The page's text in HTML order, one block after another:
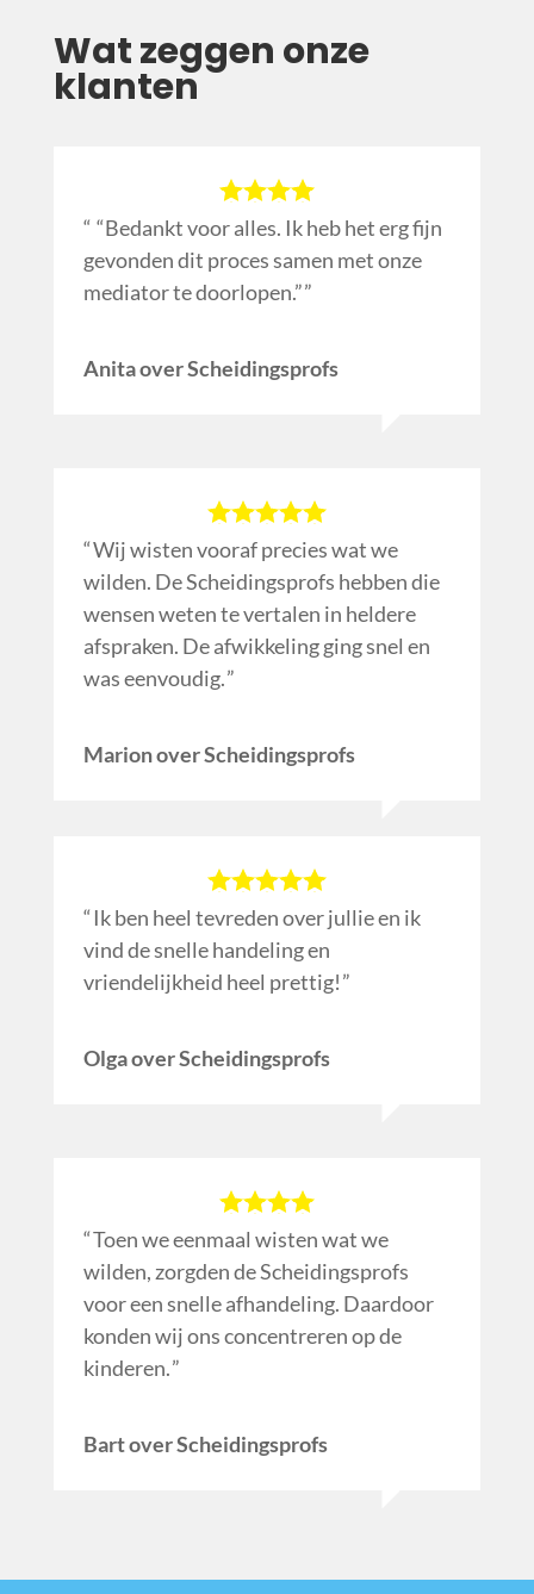
Wat zeggen onze
klanten
“Bedankt voor alles. Ik heb het erg fijn
gevonden dit proces samen met onze
mediator te doorlopen.”
Anita over Scheidingsprofs
Wij wisten vooraf precies wat we
wilden. De Scheidingsprofs hebben die
wensen weten te vertalen in heldere
afspraken. De afwikkeling ging snel en
was eenvoudig.
Marion over Scheidingsprofs
Ik ben heel tevreden over jullie en ik
vind de snelle handeling en
vriendelijkheid heel prettig!
Olga over Scheidingsprofs
Toen we eenmaal wisten wat we
wilden, zorgden de Scheidingsprofs
voor een snelle afhandeling. Daardoor
konden wij ons concentreren op de
kinderen.
Bart over Scheidingsprofs